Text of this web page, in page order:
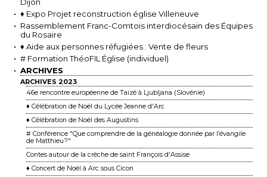
♦ Expo Projet reconstruction église Villeneuve
Rassemblement Franc-Comtois interdiocésain des Équipes
du Rosaire
♦ Aide aux personnes réfugiées : Vente de fleurs
# Formation ThéoFIL Église (individuel)
ARCHIVES
ARCHIVES 2023
46e rencontre européenne de Taizé à Ljubljana (Slovénie)
♦ Célébration de Noël du Lycée Jeanne d'Arc
♦ Célébration de Noël des Augustins
# Conférence "Que comprendre de la généalogie donnée par l’évangile
de Matthieu ?"
Contes autour de la crèche de saint François d'Assise
♦ Concert de Noël à Arc sous Cicon